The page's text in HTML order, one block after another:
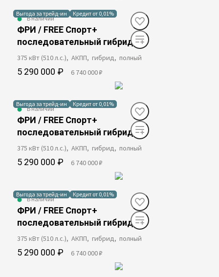
Выгода за трейд-ин Кредит от 0,01%
В наличии
ФРИ / FREE Спорт+
последовательный гибрид
375 кВт (510 л.с.), АКПП, гибрид, полный
5 290 000 ₽ 6 740 000 ₽
Выгода за трейд-ин Кредит от 0,01%
В наличии
ФРИ / FREE Спорт+
последовательный гибрид
375 кВт (510 л.с.), АКПП, гибрид, полный
5 290 000 ₽ 6 740 000 ₽
Выгода за трейд-ин Кредит от 0,01%
В наличии
ФРИ / FREE Спорт+
последовательный гибрид
375 кВт (510 л.с.), АКПП, гибрид, полный
5 290 000 ₽ 6 740 000 ₽